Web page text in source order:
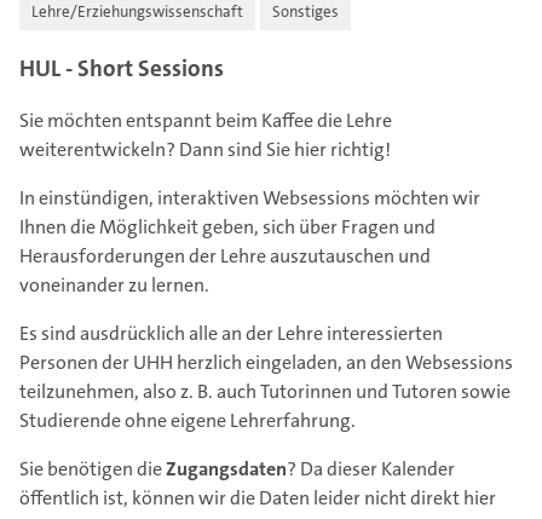
Lehre/Erziehungswissenschaft Sonstiges
HUL - Short Sessions
Sie möchten entspannt beim Kaffee die Lehre
weiterentwickeln? Dann sind Sie hier richtig!
In einstündigen, interaktiven Websessions möchten wir
Ihnen die Möglichkeit geben, sich über Fragen und
Herausforderungen der Lehre auszutauschen und
voneinander zu lernen.
Es sind ausdrücklich alle an der Lehre interessierten
Personen der UHH herzlich eingeladen, an den Websessions
teilzunehmen, also z. B. auch Tutorinnen und Tutoren sowie
Studierende ohne eigene Lehrerfahrung.
Sie benötigen dieZugangsdaten? Da dieser Kalender
öffentlich ist, können wir die Daten leider nicht direkt hier